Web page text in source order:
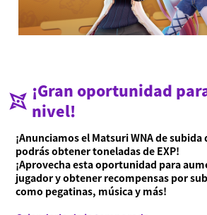
Acerca de Ninjala
Cómo jugar a Ninjala
Chicle ninja
Mapas
Temporada actual
Vídeos
Manual en línea
Detalles del producto
¡Gran oportunidad
nivel!
¡Anunciamos el Matsuri WNA de
podrás obtener toneladas de EXP!
¡Aprovecha esta oportunidad para
jugador y obtener recompensas por
como pegatinas, música y más!